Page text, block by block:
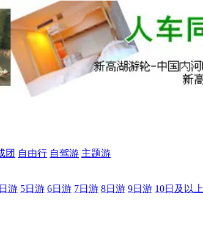
团 自由行 自驾游 主题游
游 5日游 6日游 7日游 8日游 9日游 10日及以上